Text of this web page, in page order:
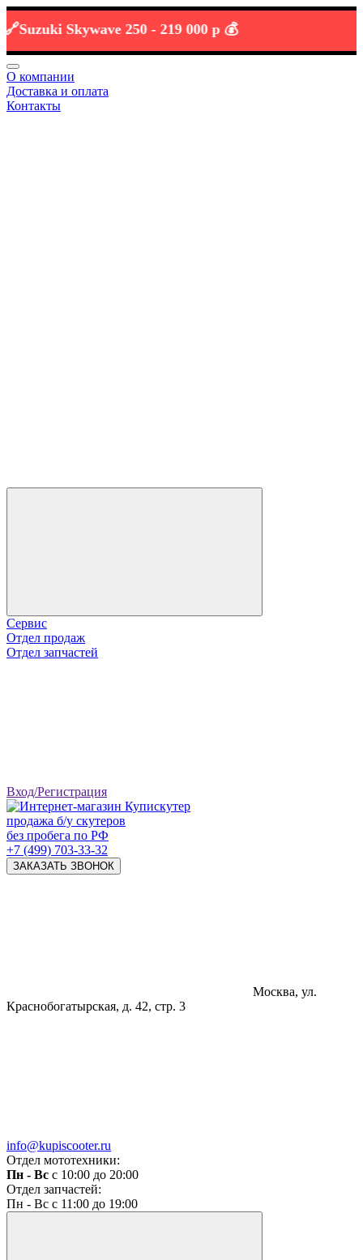
Skywave 250 -219 000 р 💰
О компании
Доставка и оплата
Контакты
Сервис
Отдел продаж
Отдел запчастей
Вход/Регистрация
продажа б/у скутеров
без пробега по РФ
+7 (499) 703-33-32
ЗАКАЗАТЬ ЗВОНОК
Москва, ул.
Краснобогатырская, д. 42, стр. 3
info@kupiscooter.ru
Отдел мототехники:
Пн - Вс с 10:00 до 20:00
Отдел запчастей:
Пн - Вс с 11:00 до 19:00